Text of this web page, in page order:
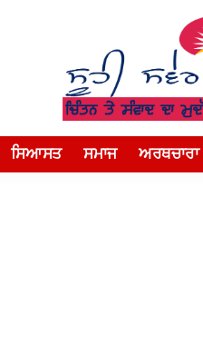
ਸਿਆਸਤ ਸਮਾਜ ਅਰਥਚਾਰਾ